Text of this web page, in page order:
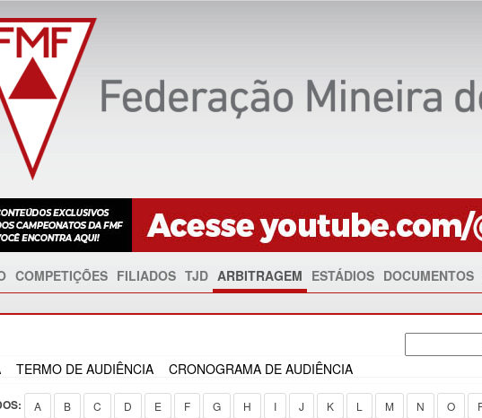
COMPETIÇÕES FILIADOS TJD ARBITRAGEM ESTÁDIOS DOCUMENTOS
TERMO DE AUDIÊNCIA CRONOGRAMA DE AUDIÊNCIA
A B C D E F G H I J K L M N O